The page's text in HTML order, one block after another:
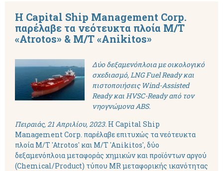
H Capital Ship Management Corp.
παρέλαβε τα νεότευκτα πλοία M/T
«Atrotos» & M/T «Anikitos»
Δύο δεξαμενόπλοια με οικολογικό
σχεδιασμό, LNG Fuel Ready και
πιστοποιήσεις Wind-Assisted
Ready και HVSC-Ready από τον
νηογνώμονα ABS.
Πειραιάς, 21 Απριλίου, 2023. Η Capital Ship
Management Corp. παρέλαβε επιτυχώς τα νεότευκτα
πλοία M/T 'Atrotos' και M/T 'Anikitos', δύο
δεξαμενόπλοια μεταφοράς χημικών και προϊόντων αργού
(Chemical/Product) τύπου MR μεταφορικής ικανότητας